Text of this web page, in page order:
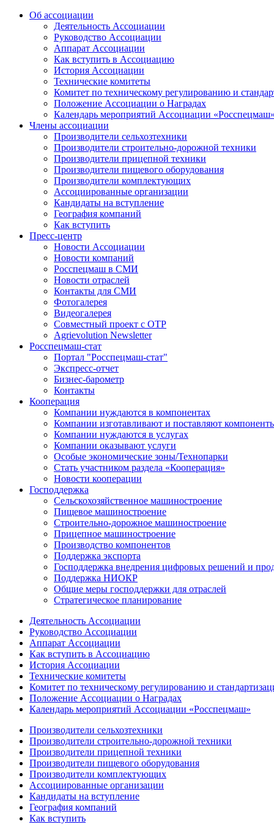
Об ассоциации
Деятельность Ассоциации
Руководство Ассоциации
Аппарат Ассоциации
Как вступить в Ассоциацию
История Ассоциации
Технические комитеты
Комитет по техническому регулированию и
Положение Ассоциации о Наградах
Календарь мероприятий Ассоциации «Росспецмаш»
Члены ассоциации
Производители сельхозтехники
Производители строительно-дорожной техники
Производители прицепной техники
Производители пищевого оборудования
Производители комплектующих
Ассоциированные организации
Кандидаты на вступление
География компаний
Как вступить
Пресс-центр
Новости Ассоциации
Новости компаний
Росспецмаш в СМИ
Новости отраслей
Контакты для СМИ
Фотогалерея
Видеогалерея
Совместный проект с ОТР
Agrievolution Newsletter
Росспецмаш-стат
Портал "Росспецмаш-стат"
Экспресс-отчет
Бизнес-барометр
Контакты
Кооперация
Компании нуждаются в компонентах
Компании изготавливают и поставляют
Компании нуждаются в услугах
Компании оказывают услуги
Особые экономические зоны/Технопарки
Стать участником раздела «Кооперация»
Новости кооперации
Господдержка
Сельскохозяйственное машиностроение
Пищевое машиностроение
Строительно-дорожное машиностроение
Прицепное машиностроение
Производство компонентов
Поддержка экспорта
Господдержка внедрения цифровых решений и
Поддержка НИОКР
Общие меры господдержки для отраслей
Стратегическое планирование
Деятельность Ассоциации
Руководство Ассоциации
Аппарат Ассоциации
Как вступить в Ассоциацию
История Ассоциации
Технические комитеты
Комитет по техническому регулированию и
Положение Ассоциации о Наградах
Календарь мероприятий Ассоциации «Росспецмаш»
Производители сельхозтехники
Производители строительно-дорожной техники
Производители прицепной техники
Производители пищевого оборудования
Производители комплектующих
Ассоциированные организации
Кандидаты на вступление
География компаний
Как вступить